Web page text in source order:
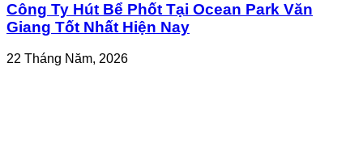
Công Ty Hút Bể Phốt Tại Ocean Park Văn
Giang Tốt Nhất Hiện Nay
22 Tháng Năm, 2026